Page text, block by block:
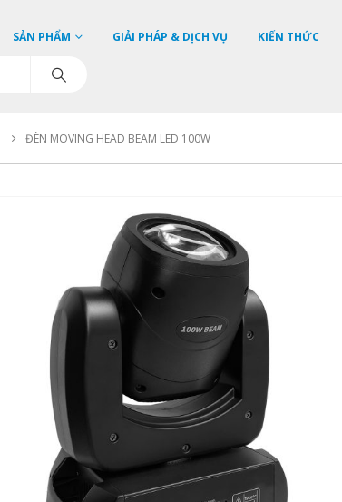
SẢN PHẨM GIẢI PHÁP & DỊCH VỤ KIẾN THỨC
ĐÈN MOVING HEAD BEAM LED 100W